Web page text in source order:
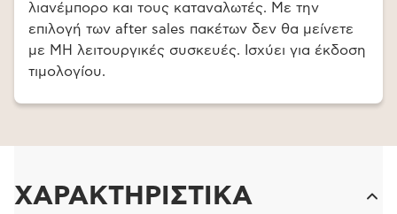
λιανέμπορο και τους καταναλωτές. Με την
επιλογή των after sales πακέτων δεν θα μείνετε
με ΜΗ λειτουργικές συσκευές. Ισχύει για έκδοση
τιμολογίου.
ΧΑΡΑΚΤΗΡΙΣΤΙΚΑ